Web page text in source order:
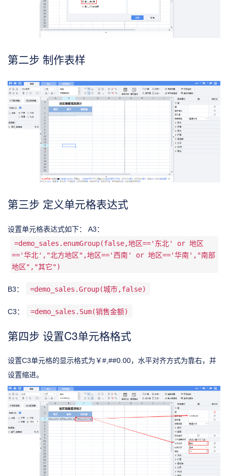
第二步 制作表样
第三步 定义单元格表达式
设置单元格表达式如下： A3：
=demo_sales.enumGroup(false,地区=='东北' or 地区
=='华北',"北方地区",地区=='西南' or 地区=='华南',"南部
地区","其它")
B3： =demo_sales.Group(城市,false)
C3： =demo_sales.Sum(销售金额)
第四步 设置C3单元格格式
设置C3单元格的显示格式为￥#,##0.00，水平对齐方式为靠右，并
设置缩进。